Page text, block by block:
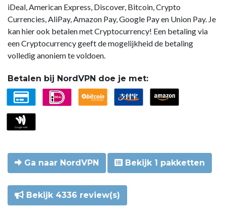
iDeal, American Express, Discover, Bitcoin, Crypto
Currencies, AliPay, Amazon Pay, Google Pay en Union Pay. Je
kan hier ook betalen met Cryptocurrency! Een betaling via
een Cryptocurrency geeft de mogelijkheid de betaling
volledig anoniem te voldoen.
Betalen bij NordVPN doe je met:
Ga naar NordVPN Bekijk 1 pakketten
Bekijk 4336 review(s)